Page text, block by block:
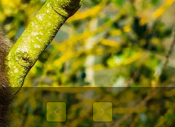
Previous Next